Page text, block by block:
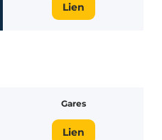
Lien
Gares
Lien